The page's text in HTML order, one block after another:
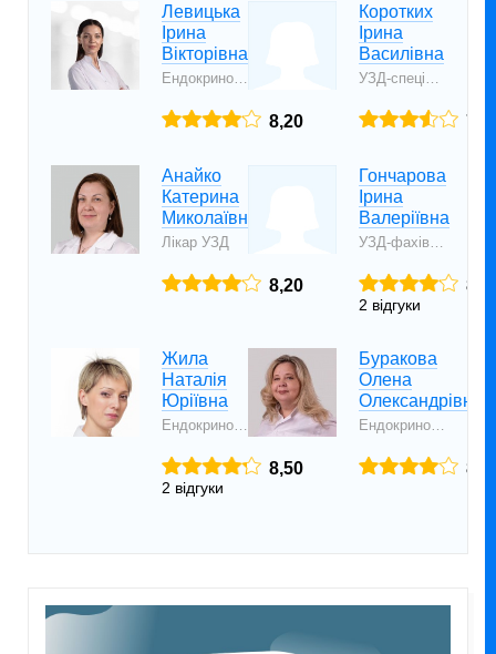
Левицька
Ірина
Вікторівна
8,20
Коротких
Ірина
Василівна
Анайко
Катерина
Миколаївна
Лікар УЗД
8,20
Гончарова
Ірина
Валеріївна
2 відгуки
Жила
Наталія
Юріївна
8,50
2 відгуки
Буракова
Олена
Олександрівна